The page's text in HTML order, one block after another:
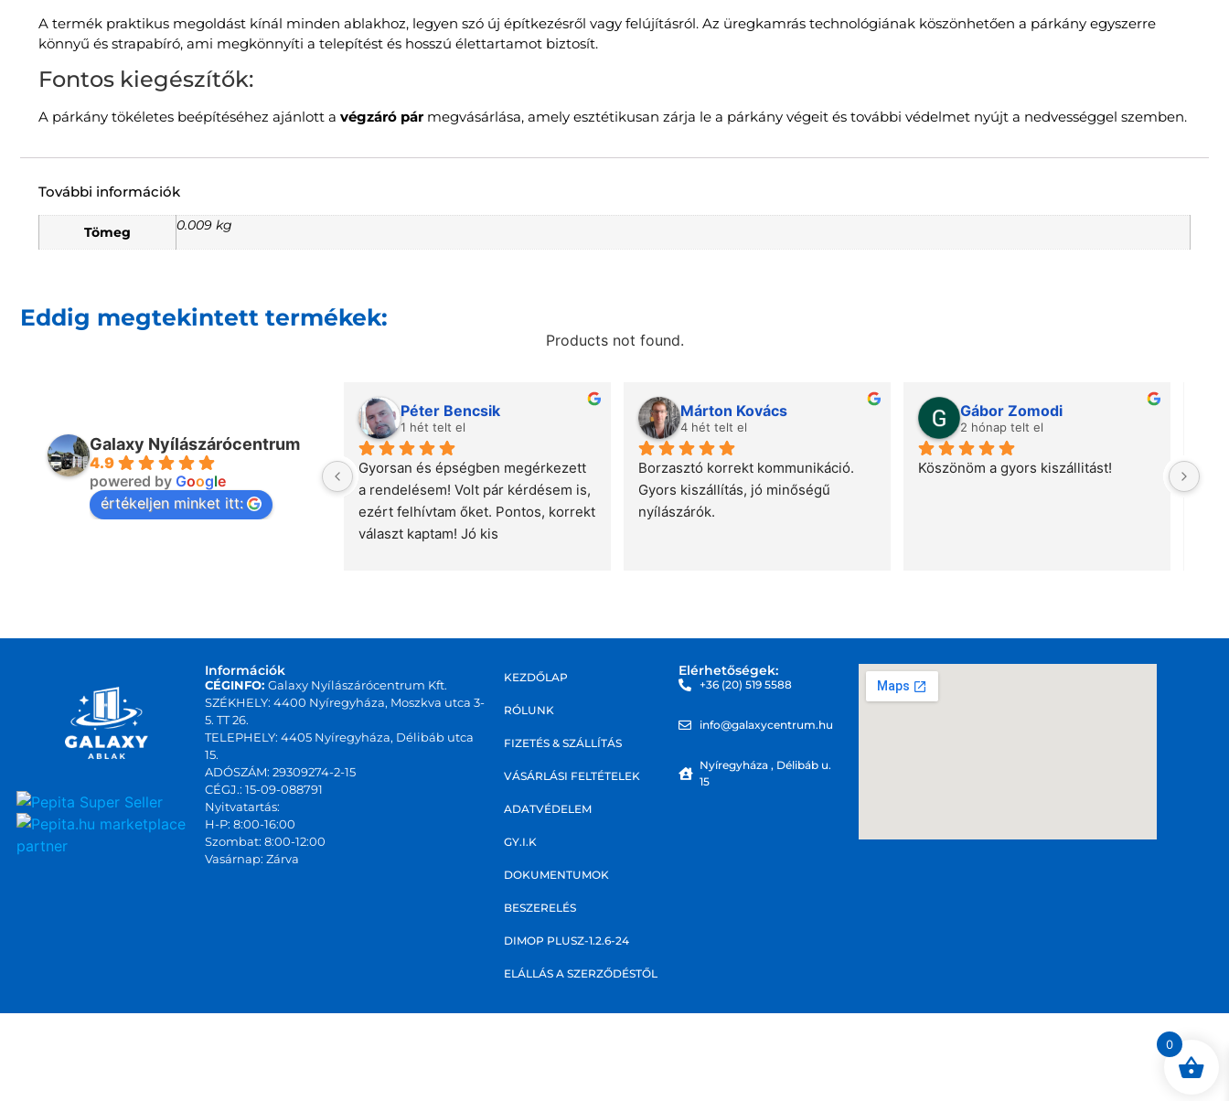
A termék praktikus megoldást kínál minden ablakhoz, legyen szó új építkezésről vagy felújításról. Az üregkamrás technológiának köszönhetően a párkány egyszerre
könnyű és strapabíró, ami megkönnyíti a telepítést és hosszú élettartamot biztosít.
Fontos kiegészítők:
A párkány tökéletes beépítéséhez ajánlott a végzáró pármegvásárlása, amely esztétikusan zárja le a párkány végeit és további védelmet nyújt a nedvességgel szemben.
További információk
Tömeg 0.009 kg
Eddig megtekintett termékek:
Products not found.
Galaxy Nyílászárócentrum
4.9
powered by Google
értékeljen minket itt:
Péter Bencsik
1 hét telt el
Gyorsan és épségben megérkezett
a rendelésem! Volt pár kérdésem is,
ezért felhívtam őket. Pontos, korrekt
választ kaptam! Jó kis
Márton Kovács
4 hét telt el
Borzasztó korrekt kommunikáció.
Gyors kiszállítás, jó minőségű
nyílászárók.
Gábor Zomodi
2 hónap telt el
Köszönöm a gyors kiszállitást!
marketplace
partner
Információk
CÉGINFO:Galaxy Nyílászárócentrum Kft.
SZÉKHELY: 4400 Nyíregyháza, Moszkva utca 3-
5. TT 26.
TELEPHELY: 4405 Nyíregyháza, Délibáb utca
15.
ADÓSZÁM: 29309274-2-15
CÉGJ.: 15-09-088791
Nyitvatartás:
H-P: 8:00-16:00
Szombat: 8:00-12:00
Vasárnap: Zárva
KEZDŐLAP
RÓLUNK
FIZETÉS & SZÁLLÍTÁS
VÁSÁRLÁSI FELTÉTELEK
ADATVÉDELEM
GY.I.K
DOKUMENTUMOK
BESZERELÉS
DIMOP PLUSZ-1.2.6-24
ELÁLLÁS A SZERZŐDÉSTŐL
Elérhetőségek:
+36 (20) 519 5588
info@galaxycentrum.hu
Nyíregyháza , Délibáb u.
15
0